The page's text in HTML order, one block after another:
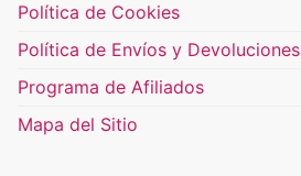
Política de Cookies
Política de Envíos y Devoluciones
Programa de Afiliados
Mapa del Sitio